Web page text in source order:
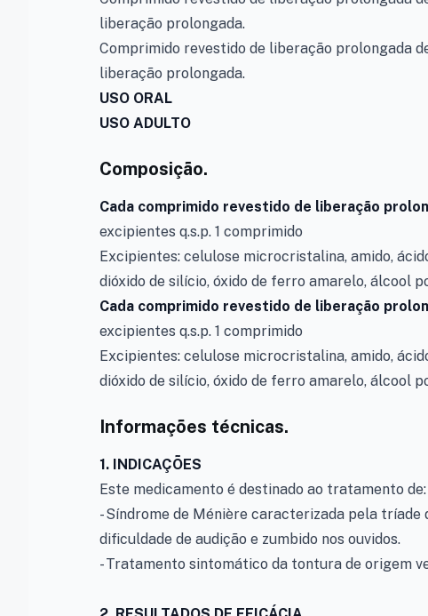
liberação prolongada.
Comprimido revestido de liberação prolongada
liberação prolongada.
USO ORAL
USO ADULTO
Composição.
Cada comprimido revestido de liberação
excipientes q.s.p. 1 comprimido
Excipientes: celulose microcristalina, amido,
dióxido de silício, óxido de ferro amarelo, álcool
Cada comprimido revestido de liberação
excipientes q.s.p. 1 comprimido
Excipientes: celulose microcristalina, amido,
dióxido de silício, óxido de ferro amarelo, álcool
Informações técnicas.
1. INDICAÇÕES
Este medicamento é destinado ao tratamento de:
- Síndrome de Ménière caracterizada pela tríade
dificuldade de audição e zumbido nos ouvidos.
- Tratamento sintomático da tontura de origem